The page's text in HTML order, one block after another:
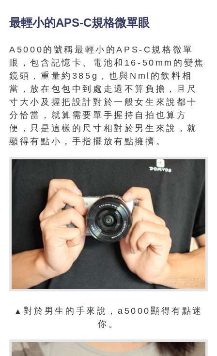
最輕小的APS-C規格微單眼
A5000的號稱最輕小的APS-C規格微單
眼，包含記憶卡、電池和16-50mm的變焦
鏡頭，重量約385g，也與Nml的飲料相
當，放在包包中到處走還不算負擔，且尺
寸大小及握把設計對於一般女生來說都十
分恰當，就算需要單手握持自拍也算方
便，只是這樣的尺寸相對於男生來說，就
顯得有點小，手指擺放有點擁擠。
▲ 對於男生的手來說，a5000顯得有點迷
你。